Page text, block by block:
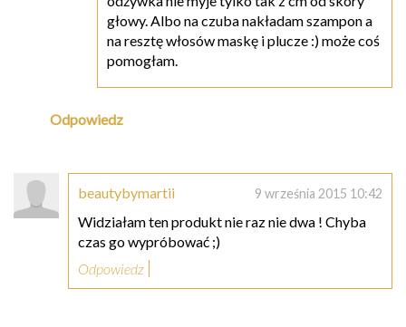
głowy. Albo na czuba nakładam szampon a
na resztę włosów maskę i plucze :) może coś
pomogłam.
Odpowiedz
beautybymartii 9 września 2015 10:42
Widziałam ten produkt nie raz nie dwa ! Chyba
czas go wypróbować ;)
Odpowiedz